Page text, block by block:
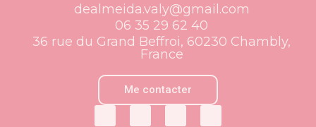
dealmeida.valy@gmail.com
06 35 29 62 40
36 rue du Grand Beffroi, 60230 Chambly,
France
Me contacter